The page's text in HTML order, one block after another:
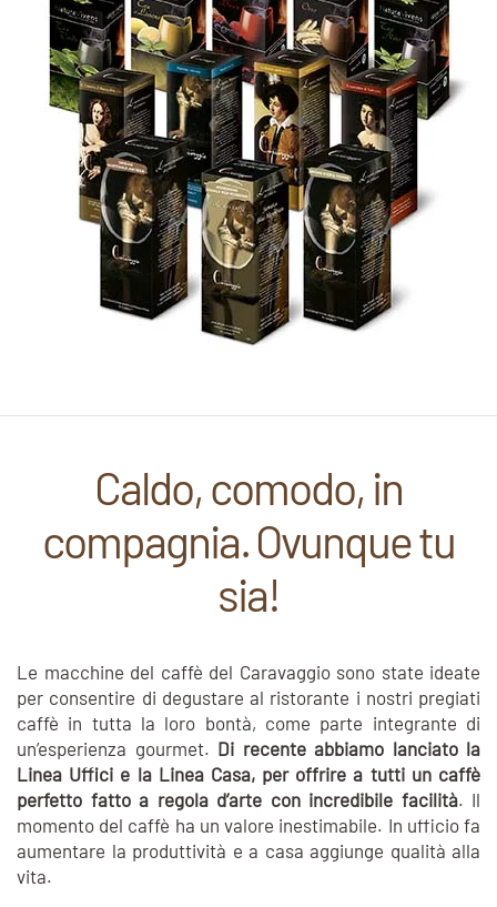
Caldo, comodo, in
compagnia. Ovunque tu
sia!
Le macchine del caffè del Caravaggio sono state ideate
per consentire di degustare al ristorante i nostri pregiati
caffè in tutta la loro bontà, come parte integrante di
un’esperienza gourmet. Di recente abbiamo lanciato la
Linea Uffici e la Linea Casa, per offrire a tutti un caffè
perfetto fatto a regola d’arte con incredibile facilità. Il
momento del caffè ha un valore inestimabile. In ufficio fa
aumentare la produttività e a casa aggiunge qualità alla
vita.